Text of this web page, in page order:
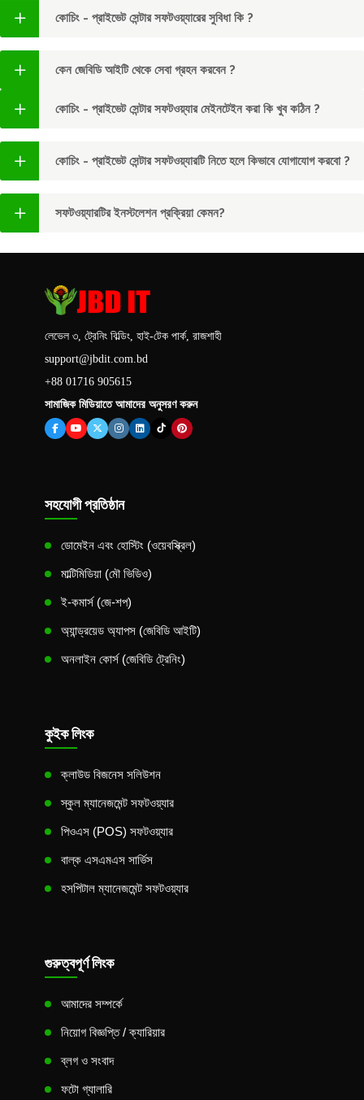
কোচিং - প্রাইভেট সেন্টার সফটওয়্যারের সুবিধা কি ?
কেন জেবিডি আইটি থেকে সেবা গ্রহন করবেন ?
কোচিং - প্রাইভেট সেন্টার সফটওয়্যার মেইনটেইন করা কি খুব কঠিন ?
কোচিং - প্রাইভেট সেন্টার সফটওয়্যারটি নিতে হলে কিভাবে যোগাযোগ করবো ?
সফটওয়্যারটির ইনস্টলেশন প্রক্রিয়া কেমন?
লেভেল ৩, ট্রেনিং বিল্ডিং, হাই-টেক পার্ক, রাজশাহী
support@jbdit.com.bd
+88 01716 905615
সামাজিক মিডিয়াতে আমাদের অনুসরণ করুন
সহযোগী প্রতিষ্ঠান
ডোমেইন এবং হোস্টিং (ওয়েবস্ক্রিল)
মাল্টিমিডিয়া (মৌ ভিডিও)
ই-কমার্স (জে-শপ)
অ্যান্ড্রয়েড অ্যাপস (জেবিডি আইটি)
অনলাইন কোর্স (জেবিডি ট্রেনিং)
কুইক লিংক
ক্লাউড বিজনেস সলিউশন
স্কুল ম্যানেজমেন্ট সফটওয়্যার
পিওএস (POS) সফটওয়্যার
বাল্ক এসএমএস সার্ভিস
হসপিটাল ম্যানেজমেন্ট সফটওয়্যার
গুরুত্বপূর্ণ লিংক
আমাদের সম্পর্কে
নিয়োগ বিজ্ঞপ্তি / ক্যারিয়ার
ব্লগ ও সংবাদ
ফটো গ্যালারি